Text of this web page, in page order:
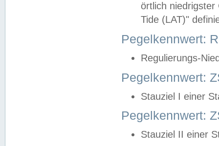
örtlich
Tide (LAT)"
Pegelkennwert:
Regulierungs-
Pegelkennwert:
Stauziel I einer
Pegelkennwert:
Stauziel II einer